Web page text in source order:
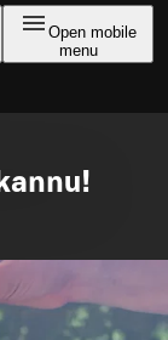
Open mobile
menu